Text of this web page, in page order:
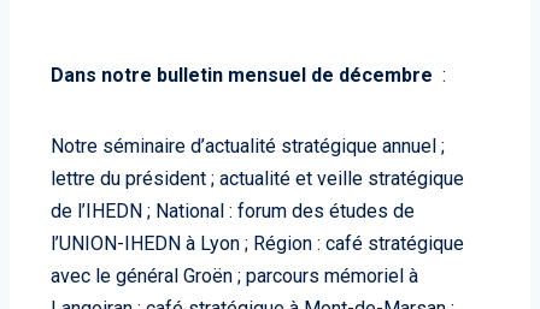
Dans notre bulletin mensuel de décembre :
Notre séminaire d’actualité stratégique annuel ;
lettre du président ; actualité et veille stratégique
de l’IHEDN ; National : forum des études de
l’UNION-IHEDN à Lyon ; Région : café stratégique
avec le général Groën ; parcours mémoriel à